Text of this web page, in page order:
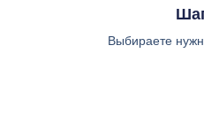
Выбираете